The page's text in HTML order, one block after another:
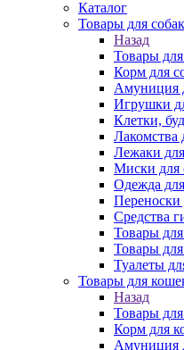
Каталог
Товары для собак
Назад
Товары
Корм для
Амуниция
Игрушки
Клетки,
Лакомства
Лежаки
Миски для
Одежда
Переноски
Средства
Товары
Товары
Туалеты
Товары для
Назад
Товары
Корм для
Амуниция